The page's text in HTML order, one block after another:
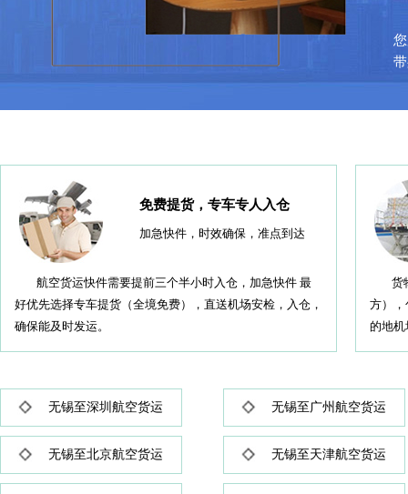
免费提货，专车专人入仓
加急快件，时效确保，准点到达
航空货运快件需要提前三个半小时入仓，加急快件 最
好优先选择专车提货（全境免费），直送机场安检，入仓，
确保能及时发运。
货物
方），
的地机
无锡至深圳航空货运 无锡至广州航空货运
无锡至北京航空货运 无锡至天津航空货运